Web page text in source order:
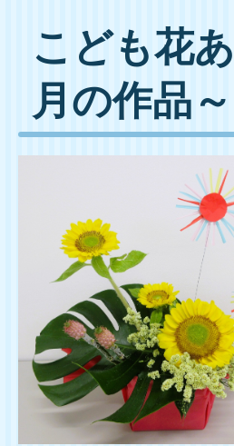
こども花
月の作品～